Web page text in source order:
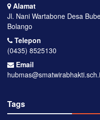
Alamat
Jl. Nani Wartabone Desa
Bolango
Telepon
(0435) 8525130
Email
Tags